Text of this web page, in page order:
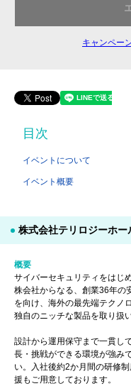
キャンペー
目次
イベントについて
イベント概要
株式会社テリロジーホー
概要
サイバーセキュリティをはじ
株会社からなる、創業36年の
を向け、海外の最先端テクノ
独自のニッチな製品を取り扱
設計から運用保守まで一貫し
長・挑戦ができる環境が強み
い。入社後約2か月間の研修
援もご用意しております。